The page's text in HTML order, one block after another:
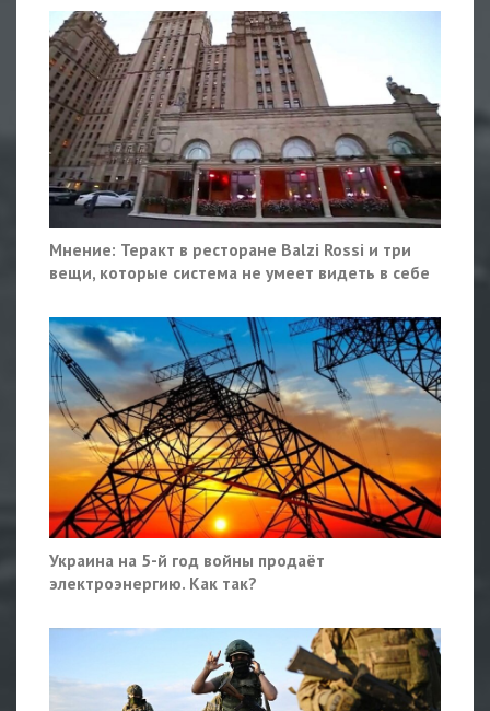
Мнение: Теракт в ресторане Balzi Rossi и три
вещи, которые система не умеет видеть в себе
Украина на 5-й год войны продаёт
электроэнергию. Как так?